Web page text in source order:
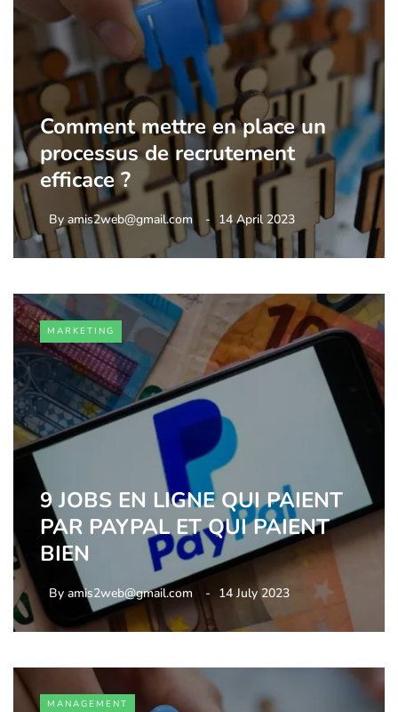
Comment mettre en place un
processus de recrutement
efficace ?
By amis2web@gmail.com 14 April 2023
MARKETING
9 JOBS EN LIGNE QUI PAIENT
PAR PAYPAL ET QUI PAIENT
BIEN
By amis2web@gmail.com 14 July 2023
MANAGEMENT